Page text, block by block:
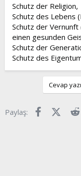
Schutz der Religion,
Schutz des Lebens
Schutz der Vernunft
einen gesunden
Schutz der
Schutz des
Cevap
Paylaş: Facebook
X